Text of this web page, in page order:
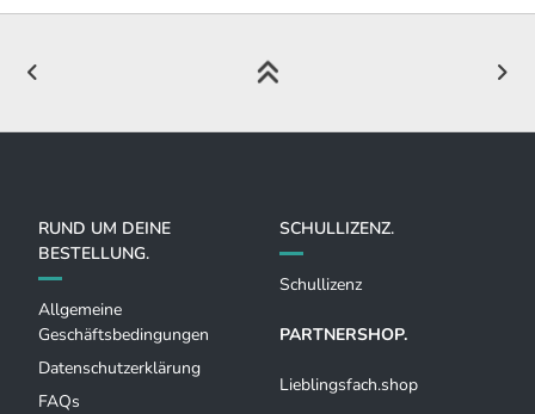
RUND UM DEINE
BESTELLUNG.
Allgemeine
Geschäftsbedingungen
Datenschutzerklärung
FAQs
SCHULLIZENZ.
Schullizenz
PARTNERSHOP.
Lieblingsfach.shop